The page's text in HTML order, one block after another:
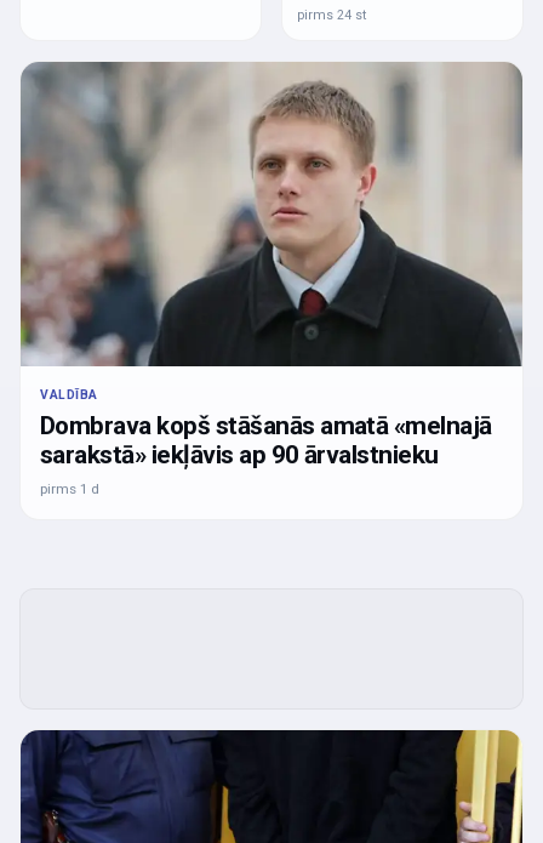
pirms 24 st
VALDĪBA
Dombrava kopš stāšanās amatā «melnajā
sarakstā» iekļāvis ap 90 ārvalstnieku
pirms 1 d